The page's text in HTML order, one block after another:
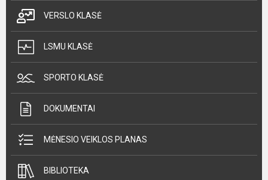
VERSLO KLASĖ
LSMU KLASĖ
SPORTO KLASĖ
DOKUMENTAI
MĖNESIO VEIKLOS PLANAS
BIBLIOTEKA